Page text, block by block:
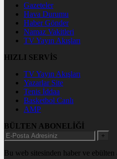
Gazeteler
Hava Durumu
Haber Gönder
Namaz Vakitleri
TV Yayın Akışları
HIZLI SERVİS
TV Yayın Akışları
Yazarlar Site
Tenis İddaa
Basketbol Canlı
AMP
BÜLTEN ABONELİĞİ
+
Bu web sitesinden haber ve